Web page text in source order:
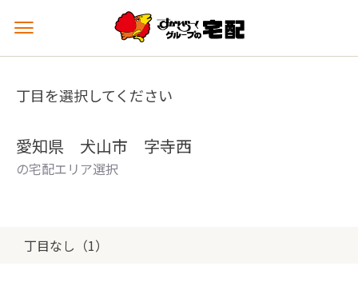
メ
ュ
を
丁目を選択してください
愛知県 犬山市 字寺西
の宅配エリア選択
丁目なし（1）